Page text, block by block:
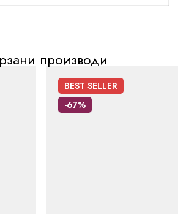
производи
BEST SELLER
-67%